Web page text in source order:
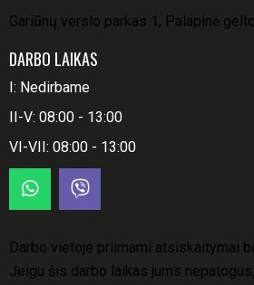
Gariūnų verslo parkas 1, Palapinė
DARBO LAIKAS
I: Nedirbame
II-V: 08:00 - 13:00
VI-VII: 08:00 - 13:00
Darbo vietoje priimami atsiskaitymai
Jeigu šis darbo laikas jums